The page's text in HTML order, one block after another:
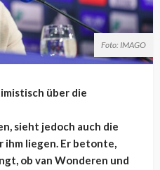
Foto: IMAGO
über die
, sieht jedoch auch die
ihm liegen. Er betonte,
ob van Wonderen und